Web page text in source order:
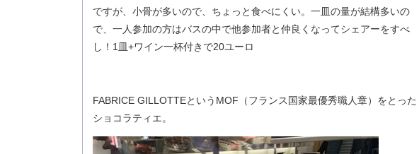
ですが、小骨が多いので、ちょっと食べにくい。一皿の量が結構多いの
で、一人参加の方はバスの中で他参加者と仲良くなってシェアーをすべ
し！1皿+ワイン一杯付きで20ユーロ
FABRICE GILLOTTEというMOF（フランス国家最優秀職人章）をとった
ショコラティエ。